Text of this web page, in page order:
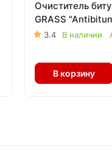
Очиститель
GRASS
3.4 В наличии
В корзину